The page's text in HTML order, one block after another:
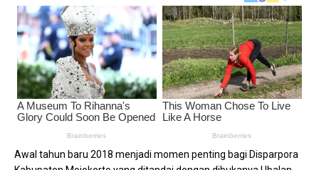
Awal tahun baru 2018 menjadi momen penting bagi Disparpora